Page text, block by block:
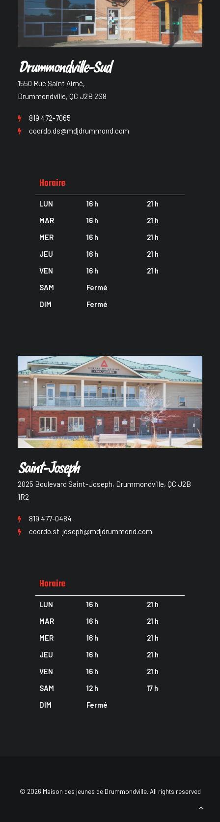
Drummondville-Sud
1550 Rue Saint Aimé,
Drummondville, QC J2B 2S8
819 472-7065
coordo.ds@mdjdrummond.com
Horaire
LUN 16 h
21 h
MAR
16 h
21 h
MER
16 h
21 h
JEU
16 h
21 h
VEN
16 h
21 h
SAM
Fermé
DIM
Fermé
Saint-Joseph
2025 Boulevard Saint-Joseph, Drummondville, QC J2B
1R2
819 477-0484
coordo.st-joseph@mdjdrummond.com
Horaire
LUN 16 h
21 h
MAR
16 h
21 h
MER
16 h
21 h
JEU
16 h
21 h
VEN
16 h
21 h
SAM
12 h
17 h
DIM
Fermé
© 2026 Maison des jeunes de Drummondville. All rights reserved